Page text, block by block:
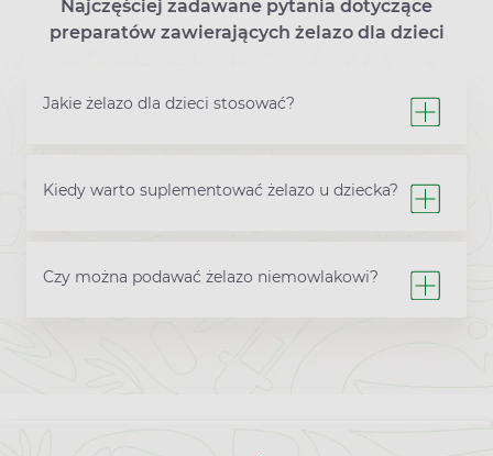
Najczęściej zadawane pytania dotyczące
preparatów zawierających żelazo dla dzieci
Jakie żelazo dla dzieci stosować?
Kiedy warto suplementować żelazo u dziecka?
Czy można podawać żelazo niemowlakowi?